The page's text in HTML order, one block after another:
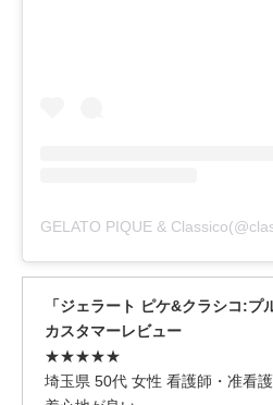
「ジェラート ピケ&クラシコ:プ
カスタマーレビュー
★★★★★
埼玉県 50代 女性 看護師・准看